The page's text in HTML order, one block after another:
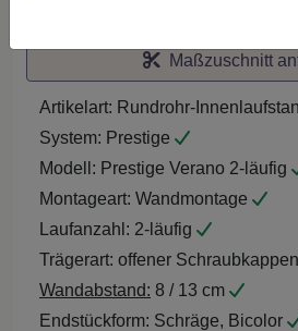
Maßzuschnitt
Artikelart: Rundrohr-
System: Prestige
Modell: Prestige Verano 2-läufig
Montageart: Wandmontage
Laufanzahl: 2-läufig
Trägerart: offener
Wandabstand: 8 / 13 cm
Endstückform: Schräge, Bicolor